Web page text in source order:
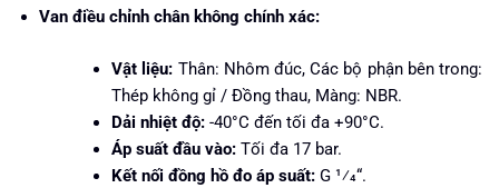
Van điều chỉnh chân không chính xác:
Vật liệu: Thân: Nhôm đúc, Các bộ phận bên trong:
Thép không gỉ / Đồng thau, Màng: NBR.
Dải nhiệt độ: -40°C đến tối đa +90°C.
Áp suất đầu vào: Tối đa 17 bar.
Kết nối đồng hồ đo áp suất: G 1⁄4“.